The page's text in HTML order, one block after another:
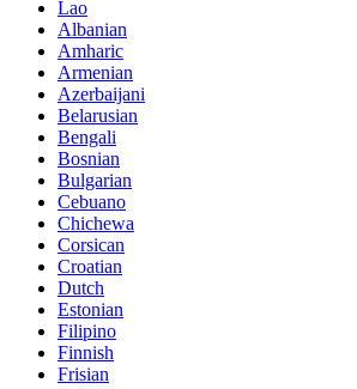
Lao
Albanian
Amharic
Armenian
Azerbaijani
Belarusian
Bengali
Bosnian
Bulgarian
Cebuano
Chichewa
Corsican
Croatian
Dutch
Estonian
Filipino
Finnish
Frisian